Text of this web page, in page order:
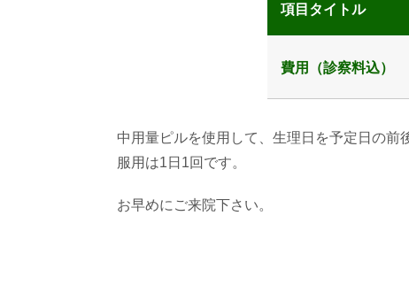
項目タイトル
費用（診察料込）
中用量ピルを使用して、生理日を予定日の前
服用は1日1回です。
お早めにご来院下さい。